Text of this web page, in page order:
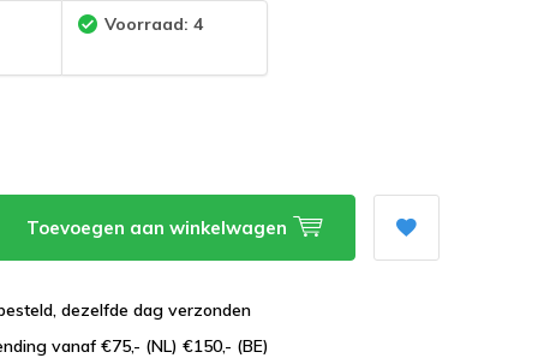
Voorraad: 4
Toevoegen aan winkelwagen
dezelfde dag verzonden
vanaf €75,- (NL) €150,- (BE)